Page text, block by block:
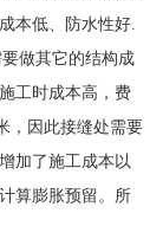
本低、防水性好.
做其它的结构成
工时成本高，费
，因此接缝处需要
加了施工成本以
算膨胀预留。所